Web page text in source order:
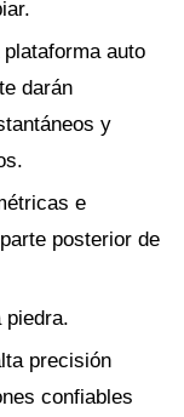
auto
darán
y
e
posterior de
piedra.
precisión
confiables